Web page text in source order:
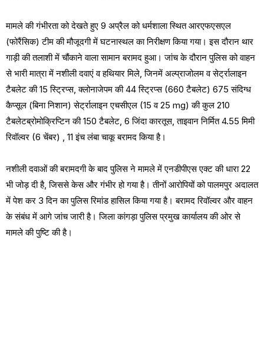
मामले की गंभीरता को देखते हुए 9 अप्रैल को धर्मशाला स्थित आरएफएसएल
(फोरैंसिक) टीम की मौजूदगी में घटनास्थल का निरीक्षण किया गया। इस दौरान थार
गाड़ी की तलाशी में चौंकाने वाला सामान बरामद हुआ। जांच के दौरान पुलिस को वाहन
से भारी मात्रा में नशीली दवाएं व हथियार मिले, जिनमें अल्प्राजोलम व सेर्ट्रालाइन
टैबलेट की 15 स्ट्रिप्स, क्लोनाजेपम की 44 स्ट्रिप्स (660 टैबलेट) 675 संदिग्ध
कैप्सूल (बिना निशान) सेर्ट्रालाइन एचसीएल (15 व 25 mg) की कुल 210
टैबलेटब्रोमोक्रिप्टिन की 150 टैबलेट, 6 जिंदा कारतूस, ताइवान निर्मित 4.55 मिमी
रिवॉल्वर (6 चेंबर) , 11 इंच लंबा चाकू बरामद किया है।
नशीली दवाओं की बरामदगी के बाद पुलिस ने मामले में एनडीपीएस एक्ट की धारा 22
भी जोड़ दी है, जिससे केस और गंभीर हो गया है। तीनों आरोपियों को पालमपुर अदालत
में पेश कर 3 दिन का पुलिस रिमांड हासिल किया गया है। बरामद रिवॉल्वर और वाहन
के संबंध में आगे जांच जारी है। जिला कांगड़ा पुलिस प्रमुख कार्यालय की ओर से
मामले की पुष्टि की है।